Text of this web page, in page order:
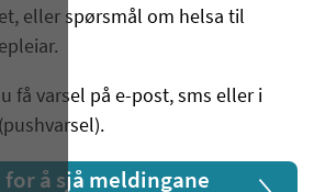
eller spørsmål om helsa til
få varsel på e-post, sms eller i
for å sjå meldingane